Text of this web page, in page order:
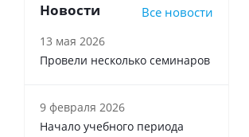
Новости Все новости
13 мая 2026
Провели несколько семинаров
9 февраля 2026
Начало учебного периода